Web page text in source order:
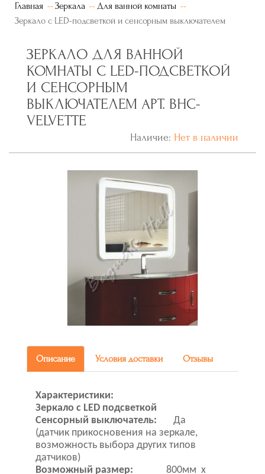
Главная Зеркала
Для ванной комнаты
Зеркало с LED-подсветкой и сенсорным выключателем
ЗЕРКАЛО ДЛЯ ВАННОЙ
КОМНАТЫ С LED-ПОДСВЕТКОЙ
И СЕНСОРНЫМ
ВЫКЛЮЧАТЕЛЕМ АРТ. BHC-
VELVETTE
Наличие: Нет в наличии
Описание Условия доставки Отзывы
Характеристики:
Зеркало с LED подсветкой
Сенсорный выключатель: Да
(датчик прикосновения на зеркале,
возможность выбора других типов
датчиков)
Возможный размер: 800мм x